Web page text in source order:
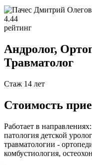
4.44
рейтинг
Андролог,
Травматолог
Стаж 14 лет
Стоимость
Работает в
патология детской
травматологии -
комбустиология,